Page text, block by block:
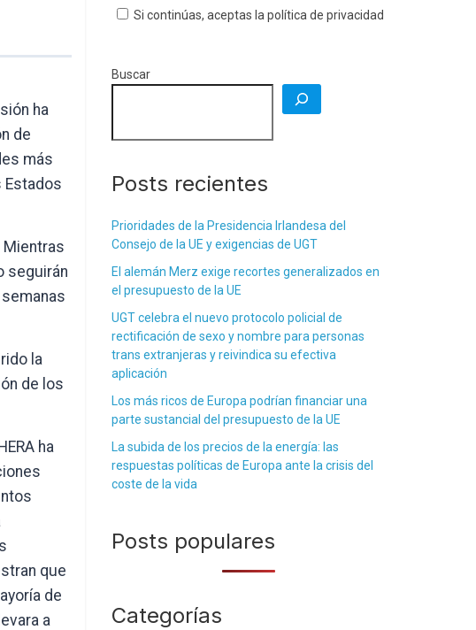
ha
de
más
Estados
Mientras
seguirán
la
de los
ha
que
de
a
Si continúas, aceptas la política de privacidad
Buscar
Posts recientes
Prioridades de la Presidencia Irlandesa del
Consejo de la UE y exigencias de UGT
El alemán Merz exige recortes generalizados en
el presupuesto de la UE
UGT celebra el nuevo protocolo policial de
rectificación de sexo y nombre para personas
trans extranjeras y reivindica su efectiva
aplicación
Los más ricos de Europa podrían financiar una
parte sustancial del presupuesto de la UE
La subida de los precios de la energía: las
respuestas políticas de Europa ante la crisis del
coste de la vida
Posts populares
Categorías